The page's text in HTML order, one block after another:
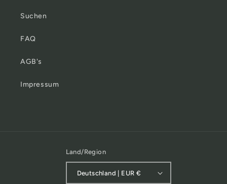
Suchen
FAQ
AGB's
Impressum
Land/Region
Deutschland | EUR €